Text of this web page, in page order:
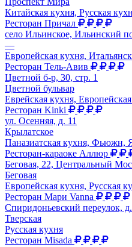
Китайская кухня, Русская
Ресторан Причал
село Ильинское, Ильинский
—
Европейская кухня,
Ресторан Тель-Авив
Цветной б-р, 30, стр. 1
Цветной бульвар
Еврейская кухня,
Ресторан Kinki
ул. Осенняя, д. 11
Крылатское
Паназиатская кухня, Фьюжн,
Ресторан-караоке Аллюр
Беговая, 22, Центральный
Беговая
Европейская кухня, Русская
Ресторан Мари Vanna
Спиридоньевский переулок,
Тверская
Русская кухня
Ресторан Misada